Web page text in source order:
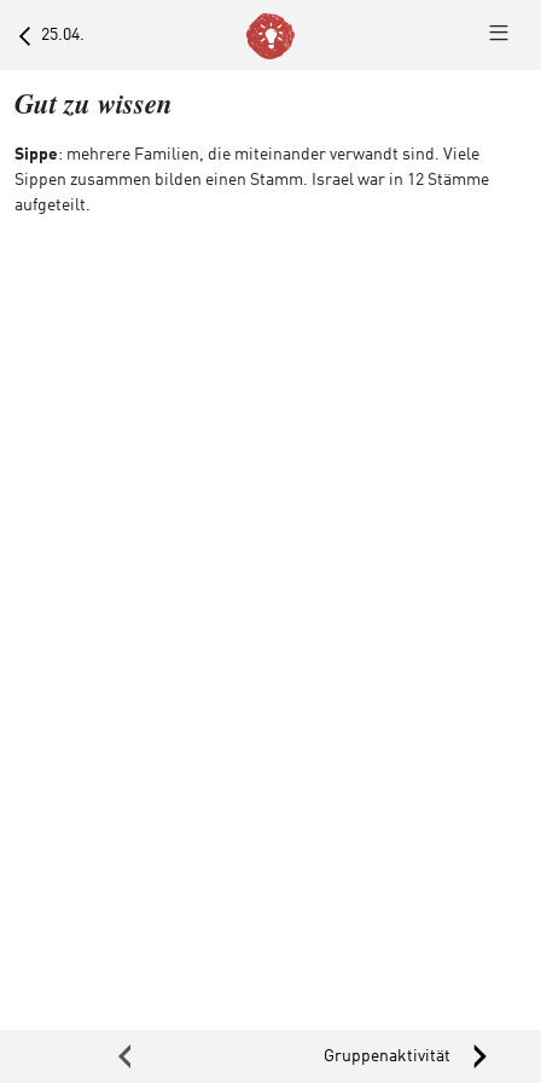
25.04.
Gut zu wissen
Sippe: mehrere Familien, die miteinander verwandt sind. Viele
Sippen zusammen bilden einen Stamm. Israel war in 12 Stämme
aufgeteilt.
‹ Gruppenaktivität ›